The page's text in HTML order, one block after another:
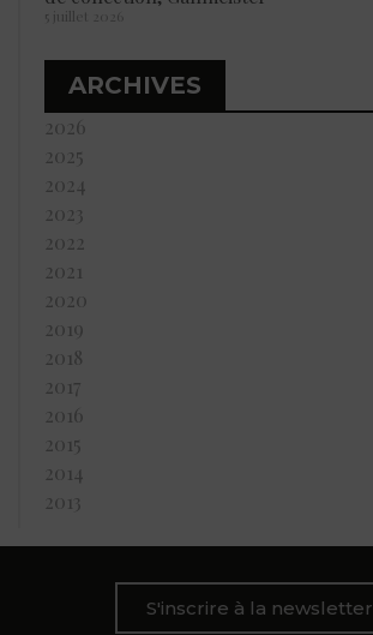
5 juillet 2026
ARCHIVES
2026
2025
2024
2023
2022
2021
2020
2019
2018
2017
2016
2015
2014
2013
S'inscrire à la newsletter